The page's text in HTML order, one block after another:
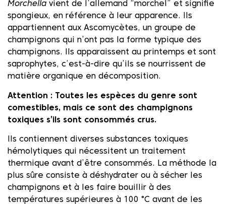
Morchella vient de l’allemand “morchel” et signifie
spongieux, en référence à leur apparence. Ils
appartiennent aux Ascomycètes, un groupe de
champignons qui n’ont pas la forme typique des
champignons. Ils apparaissent au printemps et sont
saprophytes, c’est-à-dire qu’ils se nourrissent de
matière organique en décomposition.
Attention : Toutes les espèces du genre sont
comestibles, mais ce sont des champignons
toxiques s’ils sont consommés crus.
Ils contiennent diverses substances toxiques
hémolytiques qui nécessitent un traitement
thermique avant d’être consommés. La méthode la
plus sûre consiste à déshydrater ou à sécher les
champignons et à les faire bouillir à des
températures supérieures à 100 °C avant de les